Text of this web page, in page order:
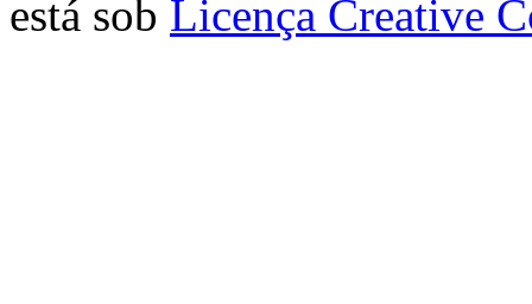
está sob Licença Creative